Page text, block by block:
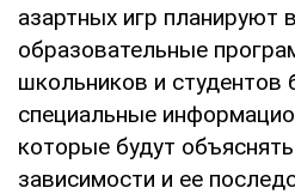
азартных игр планируют
образовательные
школьников и студентов
специальные
которые будут
зависимости и ее